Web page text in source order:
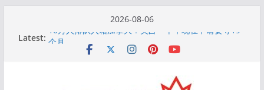
2026-08-06
Latest: 10万人排队入籍加拿大！美占一半，现在申请要等19
安省16岁少女当街遭围殴, 打成脑震荡! 大批人起哄拍